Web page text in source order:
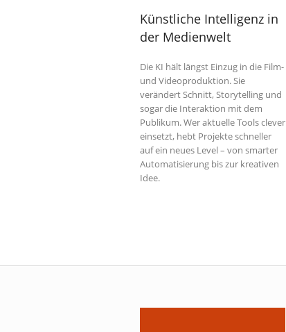
Künstliche Intelligenz in
der Medienwelt
Die KI hält längst Einzug in die Film-
und Videoproduktion. Sie
verändert Schnitt, Storytelling und
sogar die Interaktion mit dem
Publikum. Wer aktuelle Tools clever
einsetzt, hebt Projekte schneller
auf ein neues Level – von smarter
Automatisierung bis zur kreativen
Idee.